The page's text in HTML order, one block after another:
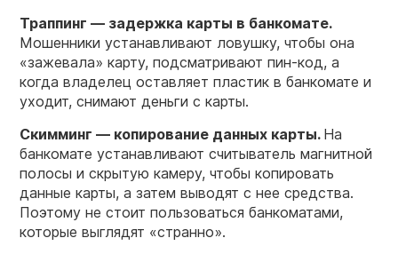
Траппинг — задержка карты в банкомате.
Мошенники устанавливают ловушку, чтобы она
«зажевала» карту, подсматривают пин-код, а
когда владелец оставляет пластик в банкомате и
уходит, снимают деньги с карты.
Скимминг — копирование данных карты. На
банкомате устанавливают считыватель магнитной
полосы и скрытую камеру, чтобы копировать
данные карты, а затем выводят с нее средства.
Поэтому не стоит пользоваться банкоматами,
которые выглядят «странно».